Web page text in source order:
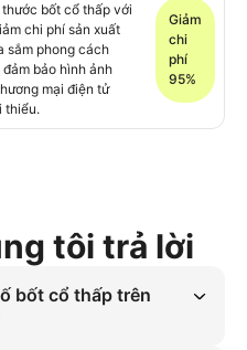
bốt cổ thấp với
chi phí sản xuất
sắm phong cách
bảo hình ảnh
mại điện tử
thiểu.
Giảm
chi
phí
95%
tôi trả lời
bốt cổ thấp trên